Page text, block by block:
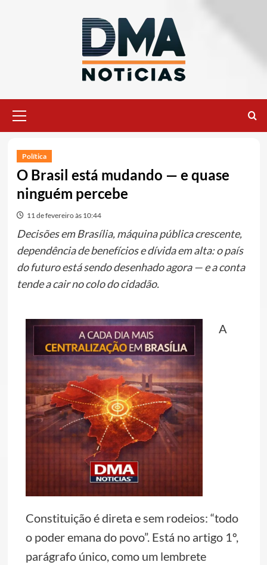
principal
Política
O Brasil está mudando — e quase
ninguém percebe
11 de fevereiro às 10:44
Decisões em Brasília, máquina pública crescente,
dependência de benefícios e dívida em alta: o país
do futuro está sendo desenhado agora — e a conta
tende a cair no colo do cidadão.
A
Constituição é direta e sem rodeios: “todo
o poder emana do povo”. Está no artigo 1º,
parágrafo único, como um lembrete